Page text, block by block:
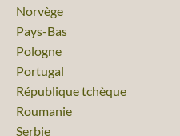
Voyage
Norvège
Voyage
Pays-Bas
Voyage
Pologne
Voyage
Portugal
Voyage
République tchèque
Voyage
Roumanie
Voyage
Serbie